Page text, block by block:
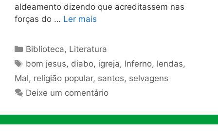
aldeamento dizendo que acreditassem nas
forças do … Ler mais
Categorias
Biblioteca, Literatura
Tags
bom jesus, diabo, igreja, Inferno, lendas,
Mal, religião popular, santos, selvagens
Deixe um comentário